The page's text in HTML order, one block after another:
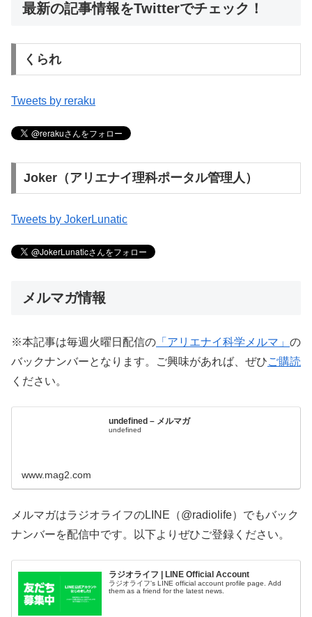
最新の記事情報をTwitterでチェック！
くられ
Tweets by reraku
Joker（アリエナイ理科ポータル管理人）
Tweets by JokerLunatic
メルマガ情報
※本記事は毎週火曜日配信の 「アリエナイ科学メルマ」 の
バックナンバーとなります。ご興味があれば、ぜひご購読
ください。
undefined – メルマガ
undefined
www.mag2.com
メルマガはラジオライフのLINE（@radiolife）でもバック
ナンバーを配信中です。以下よりぜひご登録ください。
ラジオライフ | LINE Official Account
ラジオライフ's LINE official account profile page. Add
them as a friend for the latest news.